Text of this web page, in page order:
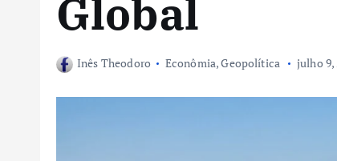
Global
Inês Theodoro Econômia,Geopolítica julho 9,